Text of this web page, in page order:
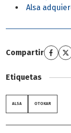
Alsa
Compartir
Etiquetas
ALSA OTOKAR